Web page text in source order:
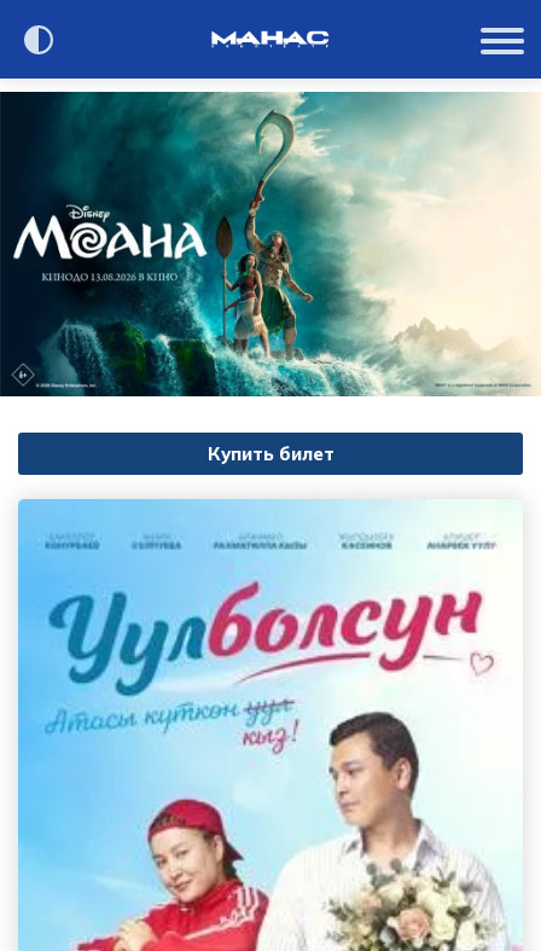
Сегодня в кино
О кинотеатре
Контакты
Акции и анонсы
Купить билет